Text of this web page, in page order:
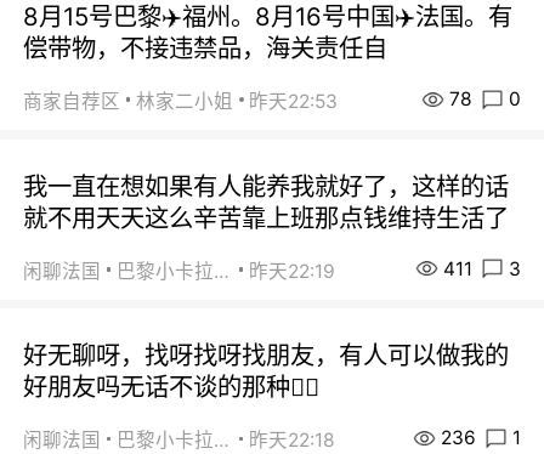
8月15号巴黎✈️福州。8月16号中国✈️法国。有
偿带物，不接违禁品，海关责任自
商家自荐区 林家二小姐 昨天22:53 78 0
我一直在想如果有人能养我就好了，这样的话
就不用天天这么辛苦靠上班那点钱维持生活了
闲聊法国 巴黎小卡拉咪 昨天22:19 411 3
好无聊呀，找呀找呀找朋友，有人可以做我的
好朋友吗无话不谈的那种😮‍💨
闲聊法国 巴黎小卡拉咪 昨天22:18 236 1